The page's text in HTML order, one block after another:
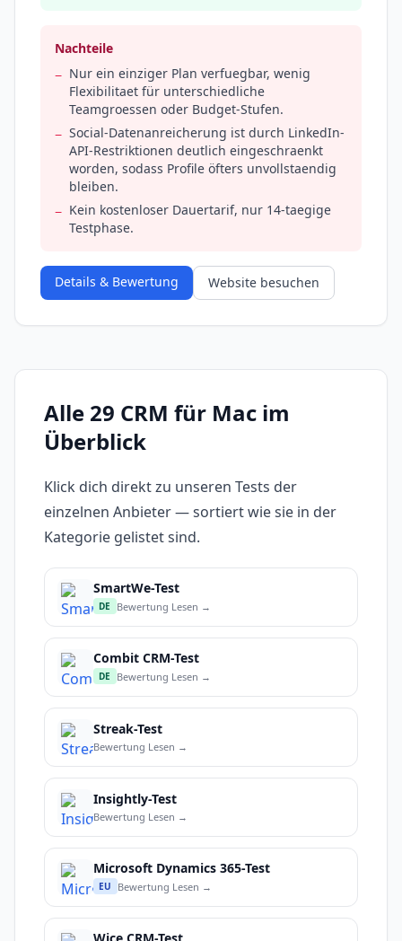
Nachteile
− Nur ein einziger Plan verfuegbar, wenig
Flexibilitaet für unterschiedliche
Teamgroessen oder Budget-Stufen.
− Social-Datenanreicherung ist durch LinkedIn-
API-Restriktionen deutlich eingeschraenkt
worden, sodass Profile öfters unvollstaendig
bleiben.
− Kein kostenloser Dauertarif, nur 14-taegige
Testphase.
Details & Bewertung Website besuchen
Alle 29 CRM für Mac im
Überblick
Klick dich direkt zu unseren Tests der
einzelnen Anbieter — sortiert wie sie in der
Kategorie gelistet sind.
SmartWe-Test
DE Bewertung Lesen →
Combit CRM-Test
DE Bewertung Lesen →
Streak-Test
Bewertung Lesen →
Insightly-Test
Bewertung Lesen →
Microsoft Dynamics 365-Test
EU Bewertung Lesen →